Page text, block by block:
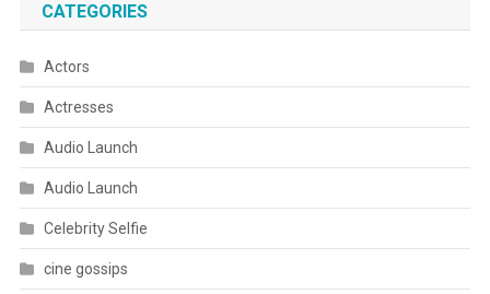
CATEGORIES
Actors
Actresses
Audio Launch
Audio Launch
Celebrity Selfie
cine gossips